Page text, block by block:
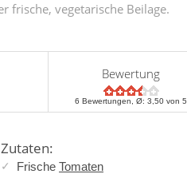
frische, vegetarische Beilage.
Bewertung
6 Bewertungen, Ø:3,50 von 5
Zutaten:
Frische Tomaten